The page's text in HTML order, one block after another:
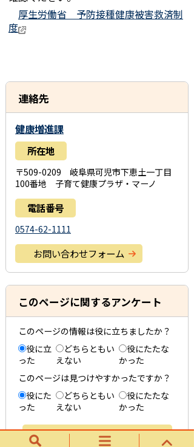
厚生労働省 予防接種健康被害救済制
度
連絡先
健康増進課
所在地
〒509-0209 岐阜県可児市下恵土一丁目
100番地 子育て健康プラザ・マーノ
電話番号
0574-62-1111
お問い合わせフォーム
このページに関するアンケート
このページの情報は役に立ちましたか？
役に立
った
どちらともい
えない
役にたたな
かった
このページは見つけやすかったですか？
役にた
った
どちらともい
えない
役にたたな
かった